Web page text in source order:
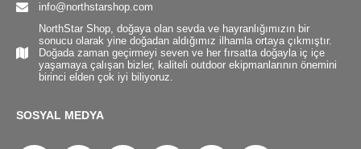
info@northstarshop.com
NorthStar Shop, doğaya olan sevda ve hayranlığımızın bir
sonucu olarak yine doğadan aldığımız ilhamla ortaya çıkmıştır.
Doğada zaman geçirmeyi seven ve her fırsatta doğayla iç içe
yaşamaya çalışan bizler, kaliteli outdoor ekipmanlarının önemini
birinci elden çok iyi biliyoruz.
SOSYAL MEDYA